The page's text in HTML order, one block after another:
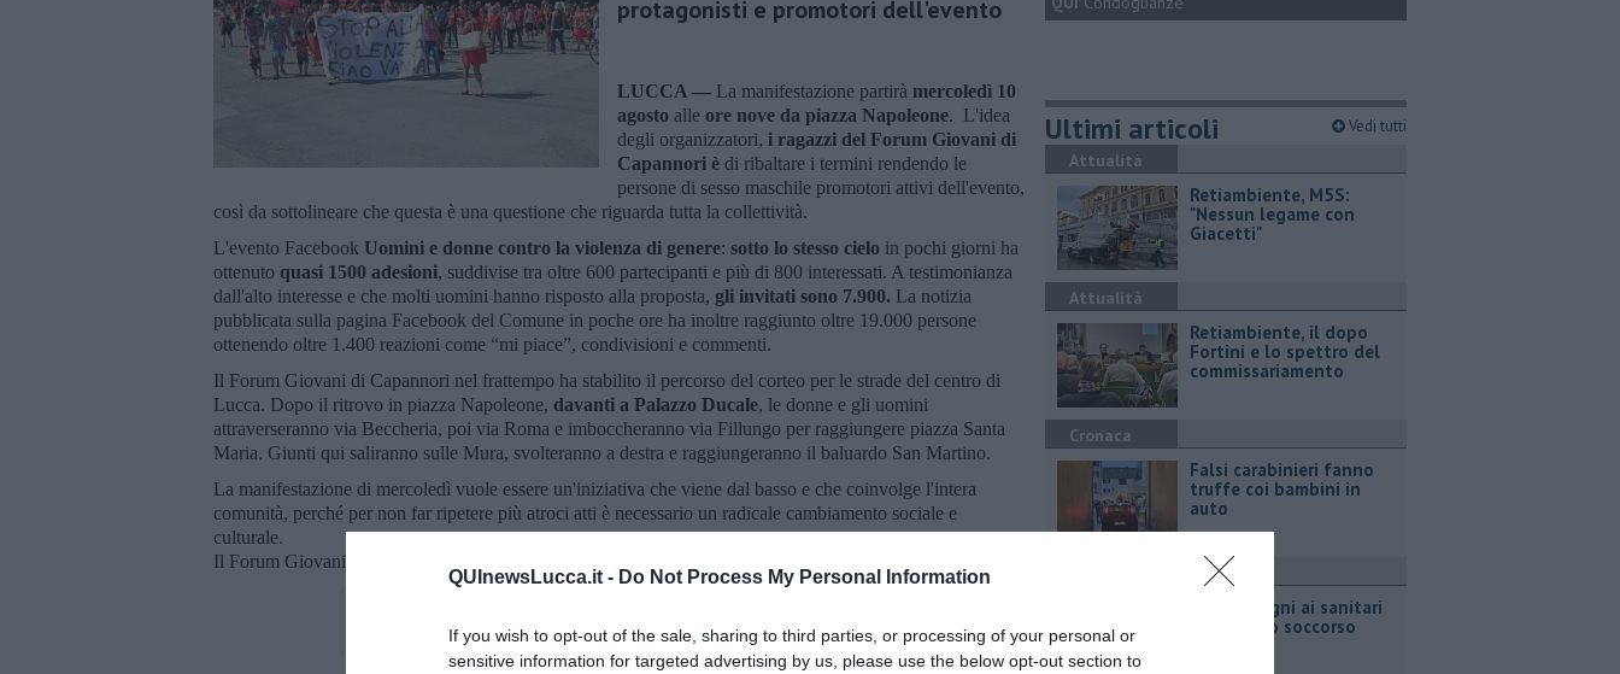
QUInewsLucca.it - Do Not Process My Personal Information
If you wish to opt-out of the sale, sharing to third parties, or processing of your personal or
sensitive information for targeted advertising by us, please use the below opt-out section to
protagonisti e promotori dell'evento
LUCCA — La manifestazione partirà mercoledì 10
agosto alle ore nove da piazza Napoleone. L'idea
degli organizzatori, i ragazzi del Forum Giovani di
Capannori è di ribaltare i termini rendendo le
persone di sesso maschile promotori attivi dell'evento,
così da sottolineare che questa è una questione che riguarda tutta la collettività.
L'evento Facebook Uomini e donne contro la violenza di genere: sotto lo stesso cielo in pochi giorni ha
ottenuto quasi 1500 adesioni, suddivise tra oltre 600 partecipanti e più di 800 interessati. A testimonianza
dall'alto interesse e che molti uomini hanno risposto alla proposta, gli invitati sono 7.900. La notizia
pubblicata sulla pagina Facebook del Comune in poche ore ha inoltre raggiunto oltre 19.000 persone
ottenendo oltre 1.400 reazioni come “mi piace”, condivisioni e commenti.
Il Forum Giovani di Capannori nel frattempo ha stabilito il percorso del corteo per le strade del centro di
Lucca. Dopo il ritrovo in piazza Napoleone, davanti a Palazzo Ducale, le donne e gli uomini
attraverseranno via Beccheria, poi via Roma e imboccheranno via Fillungo per raggiungere piazza Santa
Maria. Giunti qui saliranno sulle Mura, svolteranno a destra e raggiungeranno il baluardo San Martino.
La manifestazione di mercoledì vuole essere un'iniziativa che viene dal basso e che coinvolge l'intera
comunità, perché per non far ripetere più atroci atti è necessario un radicale cambiamento sociale e
culturale.
Il Forum Giovani di Capannori ha una propria pagina su Facebook: “Centro Giovani Capannori”.
Ultimi articoli Vedi tutti
Attualità
Retiambiente, M5S:
"Nessun legame con
Giacetti"
Attualità
Retiambiente, il dopo
Fortini e lo spettro del
commissariamento
Cronaca
Falsi carabinieri fanno
truffe coi bambini in
auto
Calci e pugni ai sanitari
del pronto soccorso